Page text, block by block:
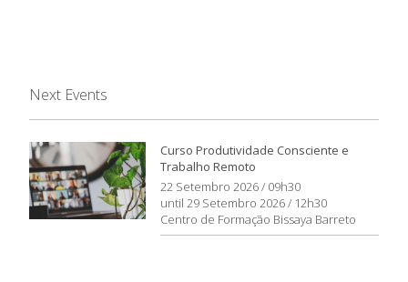
Next Events
Curso Produtividade Consciente e
Trabalho Remoto
22 Setembro 2026 / 09h30
until 29 Setembro 2026 / 12h30
Centro de Formação Bissaya Barreto